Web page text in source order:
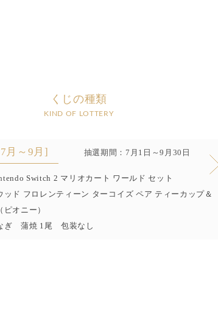
くじの種類
KIND OF LOTTERY
月～9月] 抽選期間：7月1日～9月30日
Switch 2 マリオカート ワールド セット
ッド フロレンティーン ターコイズ ペア ティーカップ＆
ピオニー）
ぎ 蒲焼 1尾 包装なし